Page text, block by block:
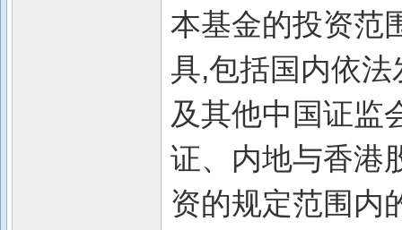
本基金的投资范
具,包括国内依
及其他中国证监
证、内地与香港
资的规定范围内